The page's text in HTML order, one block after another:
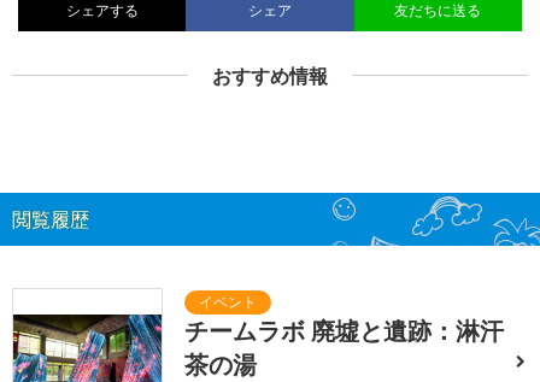
シェアする シェア 友だちに送る
おすすめ情報
閲覧履歴
チームラボ 廃墟と遺跡：淋汗
茶の湯